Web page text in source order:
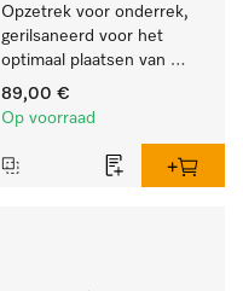
Opzetrek voor onderrek,
gerilsaneerd voor het
optimaal plaatsen van
kopjes.
89,00 €
Op voorraad